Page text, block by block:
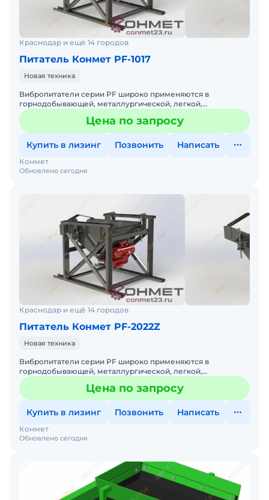
Краснодар и ещё 14 городов
Питатель Конмет PF-1017
Новая техника
Вибропитатели серии PF широко применяются в
горнодобывающей, металлургической, легкой,
химической и угольной промышленности. Установка
Стационар Угол наклона вЦена по запросу
Купить в лизинг Позвонить Написать
Обновлено сегодня
Конмет
Краснодар и ещё 14 городов
Питатель Конмет PF-2022Z
Новая техника
Вибропитатели серии PF широко применяются в
горнодобывающей, металлургической, легкой,
химической и угольной промышленности. Габариты Д*ш*В
2000*2200*300 УстаноЦена по запросу
Купить в лизинг Позвонить Написать
Обновлено сегодня
Конмет